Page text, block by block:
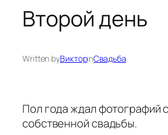
Второй день
Written byВикторinСвадьба
Пол года ждал фотографий
собственной свадьбы.